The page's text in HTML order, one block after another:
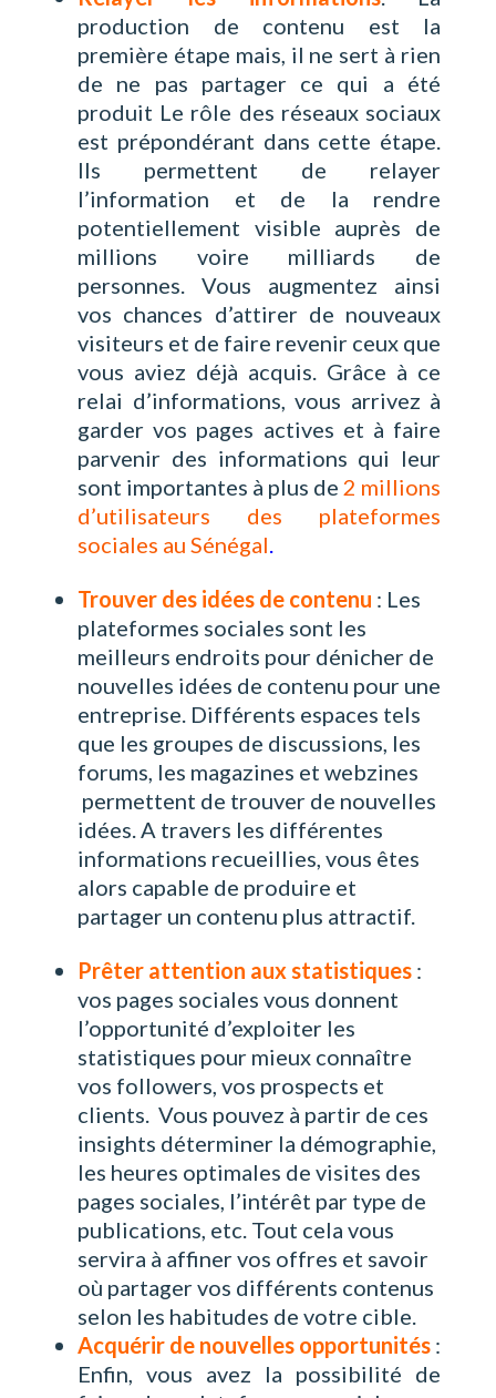
production de contenu est la
première étape mais, il ne sert à rien
de ne pas partager ce qui a été
produit Le rôle des réseaux sociaux
est prépondérant dans cette étape.
Ils permettent de relayer
l’information et de la rendre
potentiellement visible auprès de
millions voire milliards de
personnes. Vous augmentez ainsi
vos chances d’attirer de nouveaux
visiteurs et de faire revenir ceux que
vous aviez déjà acquis. Grâce à ce
relai d’informations, vous arrivez à
garder vos pages actives et à faire
parvenir des informations qui leur
sont importantes à plus de 2 millions
d’utilisateurs des plateformes
sociales au Sénégal.
Trouver des idées de contenu : Les
plateformes sociales sont les
meilleurs endroits pour dénicher de
nouvelles idées de contenu pour une
entreprise. Différents espaces tels
que les groupes de discussions, les
forums, les magazines et webzines
permettent de trouver de nouvelles
idées. A travers les différentes
informations recueillies, vous êtes
alors capable de produire et
partager un contenu plus attractif.
Prêter attention aux statistiques :
vos pages sociales vous donnent
l’opportunité d’exploiter les
statistiques pour mieux connaître
vos followers, vos prospects et
clients. Vous pouvez à partir de ces
insights déterminer la démographie,
les heures optimales de visites des
pages sociales, l’intérêt par type de
publications, etc. Tout cela vous
servira à affiner vos offres et savoir
où partager vos différents contenus
selon les habitudes de votre cible.
Acquérir de nouvelles opportunités :
Enfin, vous avez la possibilité de